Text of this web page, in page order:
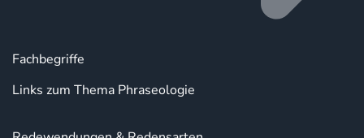
Fachbegriffe
Links zum Thema Phraseologie